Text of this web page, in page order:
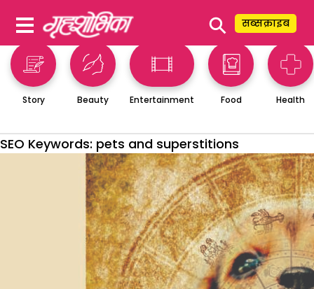
⚲ सब्सक्राइब
Story Beauty Entertainment Food Health
SEO Keywords: pets and superstitions